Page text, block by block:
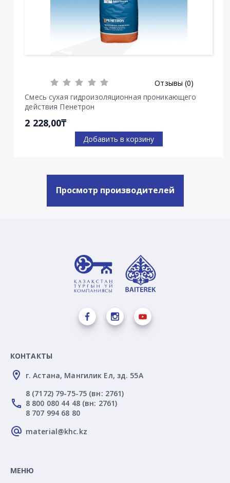
Отзывы (0)
Смесь сухая гидроизоляционная проникающего
действия Пенетрон
2 228,00₸
Добавить в корзину
Просмотр производителей
КОНТАКТЫ
г. Астана, Мангилик Ел, зд. 55А
8 (7172) 79-75-75 (вн: 2761)
8 800 080 44 48 (вн: 2761)
8 707 994 68 80
material@khc.kz
МЕНЮ